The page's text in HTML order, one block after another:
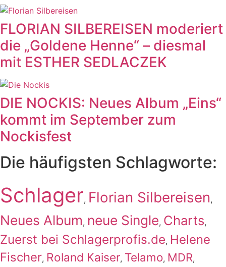
FLORIAN SILBEREISEN moderiert
die „Goldene Henne“ – diesmal
mit ESTHER SEDLACZEK
DIE NOCKIS: Neues Album „Eins“
kommt im September zum
Nockisfest
Die häufigsten Schlagworte:
Schlager, Florian Silbereisen,
Neues Album, neue Single, Charts,
Zuerst bei Schlagerprofis.de, Helene
Fischer, Roland Kaiser, Telamo, MDR,